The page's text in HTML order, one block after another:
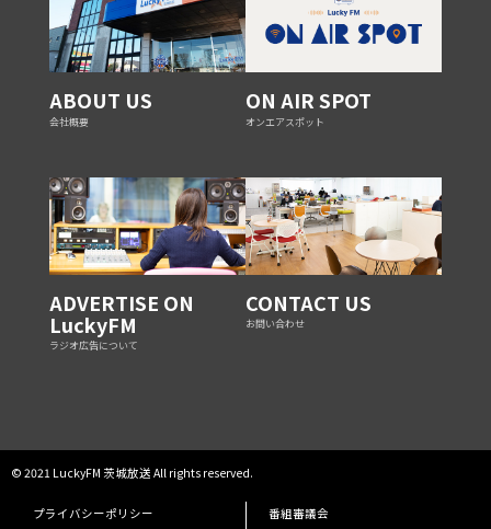
ABOUT US
会社概要
ON AIR SPOT
オンエアスポット
ADVERTISE ON
LuckyFM
ラジオ広告について
CONTACT US
お問い合わせ
© 2021 LuckyFM 茨城放送 All rights reserved.
プライバシーポリシー 番組審議会